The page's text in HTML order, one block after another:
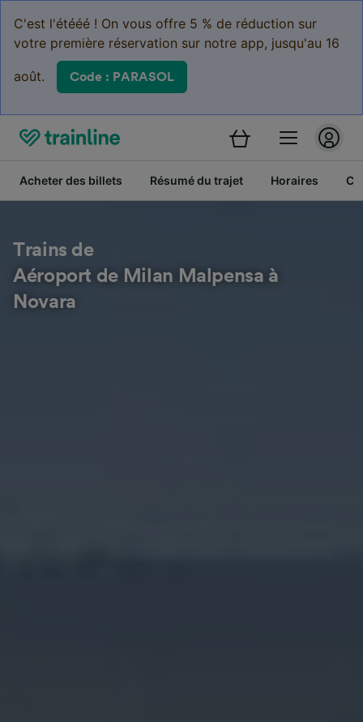
C'est l'étééé ! On vous offre 5 % de réduction sur
votre première réservation sur notre app, jusqu'au 16
août. Code : PARASOL
Acheter des billets Résumé du trajet Horaires
Trains de
Aéroport de Milan Malpensa à
Novara